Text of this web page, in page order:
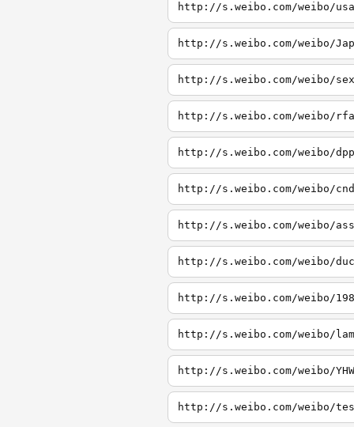
http://s.weibo.com/weibo/usa
http://s.weibo.com/weibo/Jap
http://s.weibo.com/weibo/sex
http://s.weibo.com/weibo/rfa
http://s.weibo.com/weibo/dpp
http://s.weibo.com/weibo/cnd
http://s.weibo.com/weibo/ass
http://s.weibo.com/weibo/
http://s.weibo.com/weibo/
http://s.weibo.com/weibo/
http://s.weibo.com/weibo/
http://s.weibo.com/weibo/